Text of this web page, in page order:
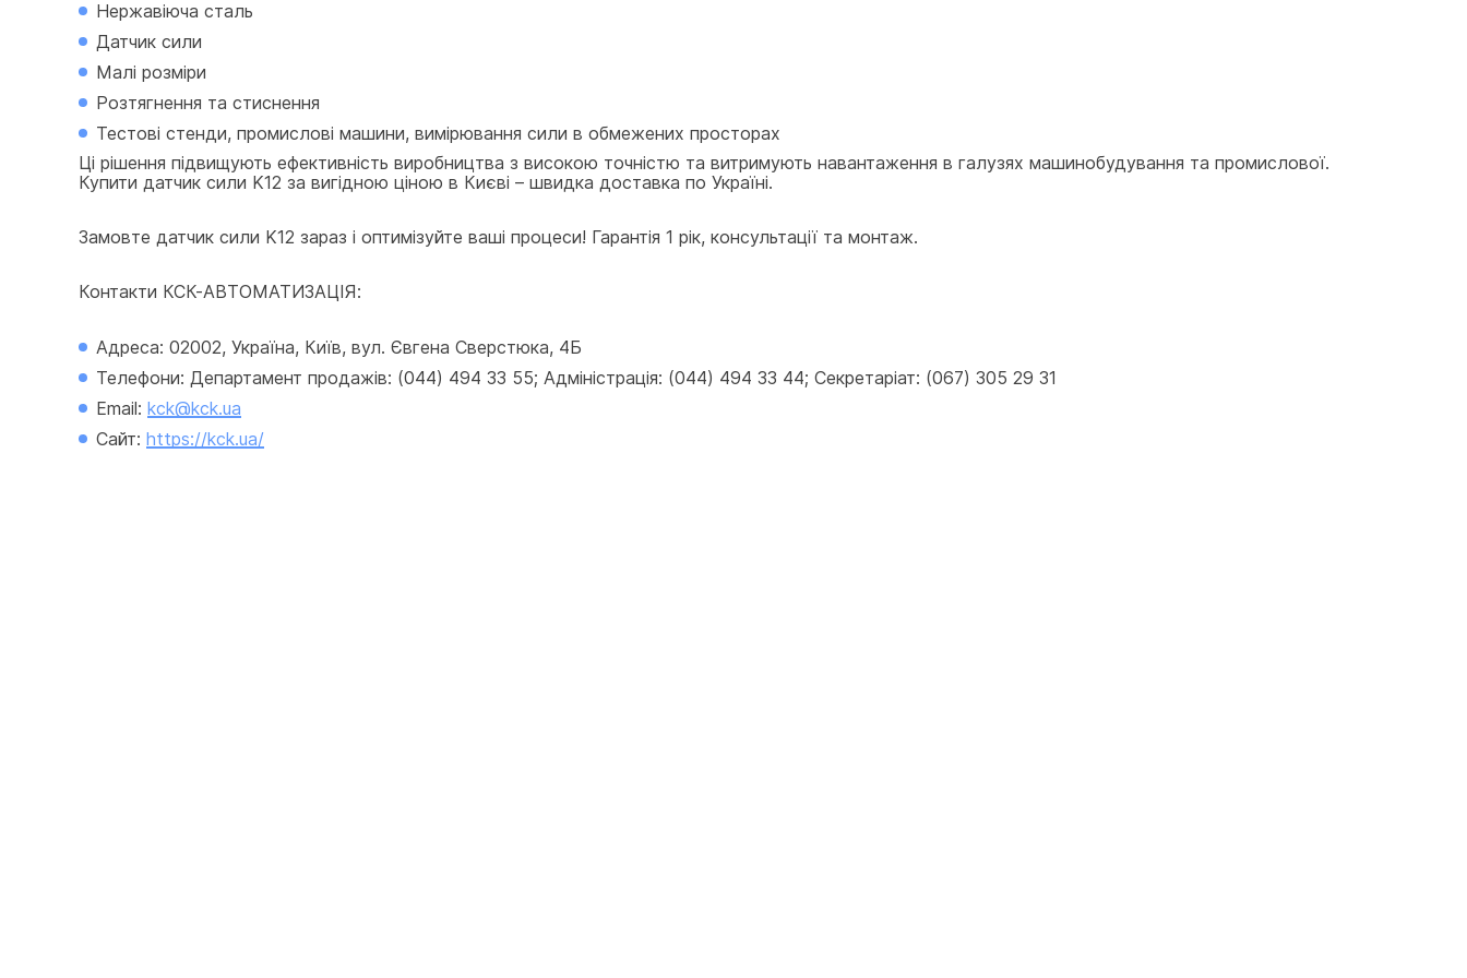
Нержавіюча сталь
Датчик сили
Малі розміри
Розтягнення та стиснення
Тестові стенди, промислові машини, вимірювання сили в обмежених просторах
Ці рішення підвищують ефективність виробництва з високою точністю та витримують навантаження в галузях машинобудування та промислової.
Купити датчик сили K12 за вигідною ціною в Києві – швидка доставка по Україні.
Замовте датчик сили K12 зараз і оптимізуйте ваші процеси! Гарантія 1 рік, консультації та монтаж.
Контакти КСК-АВТОМАТИЗАЦІЯ:
Адреса: 02002, Україна, Київ, вул. Євгена Сверстюка, 4Б
Телефони: Департамент продажів: (044) 494 33 55; Адміністрація: (044) 494 33 44; Секретаріат: (067) 305 29 31
Email: kck@kck.ua
Сайт: https://kck.ua/